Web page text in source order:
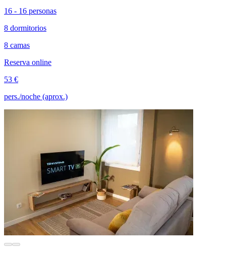
16 - 16 personas
8 dormitorios
8 camas
Reserva online
53 €
pers./noche (aprox.)